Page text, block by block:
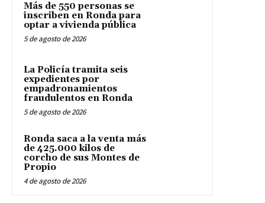
Más de 550 personas se
inscriben en Ronda para
optar a vivienda pública
5 de agosto de 2026
La Policía tramita seis
expedientes por
empadronamientos
fraudulentos en Ronda
5 de agosto de 2026
Ronda saca a la venta más
de 425.000 kilos de
corcho de sus Montes de
Propio
4 de agosto de 2026